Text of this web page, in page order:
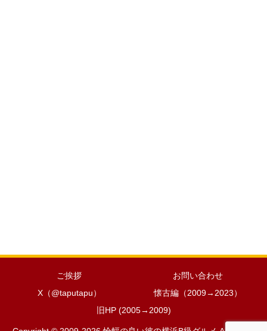
ご挨拶
お問い合わせ
X（@taputapu）
懐古編（2009→2023）
旧HP (2005→2009)